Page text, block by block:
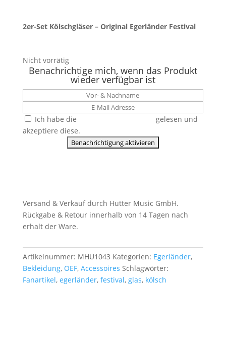
2er-Set Kölschgläser – Original Egerländer Festival
Nicht vorrätig
Benachrichtige mich, wenn das Produkt
wieder verfügbar ist
Ich habe die
gelesen und
akzeptiere diese.
Versand & Verkauf durch Hutter Music GmbH.
Rückgabe & Retour innerhalb von 14 Tagen nach
erhalt der Ware.
Artikelnummer: MHU1043 Kategorien: Egerländer,
Bekleidung, OEF, Accessoires Schlagwörter:
Fanartikel, egerländer, festival, glas, kölsch